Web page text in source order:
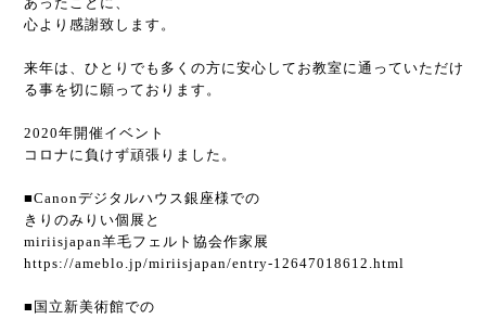
心より感謝致します。
来年は、ひとりでも多くの方に安心してお教室に通っていただけ
る事を切に願っております。
2020年開催イベント
コロナに負けず頑張りました。
■Canonデジタルハウス銀座様での
きりのみりい個展と
miriisjapan羊毛フェルト協会作家展
https://ameblo.jp/miriisjapan/entry-12647018612.html
■国立新美術館での